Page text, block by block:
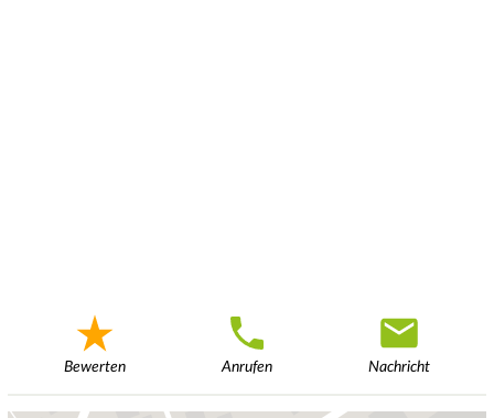
Bewerten Anrufen Nachricht